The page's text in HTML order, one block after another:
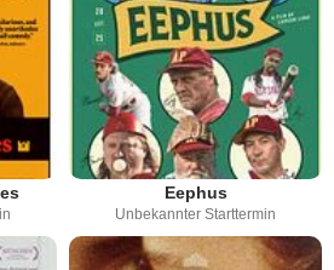
Eephus
Unbekannter Starttermin